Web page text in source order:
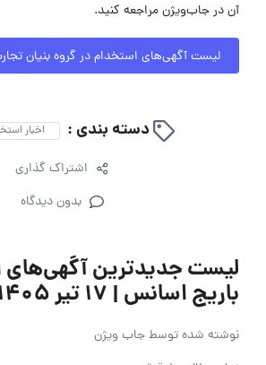
آن در جاب‌ویژن مراجعه کنید.
لیست آگهی‌های استخدام در گروه بنیان
دسته بندی : اخبار
اشتراک گذاری
بدون دیدگاه
لیست جدیدترین آگهی‌های
باریج اسانس | ۱۷ تیر ۱۴۰۵
نوشته شده توسطجاب ویژن